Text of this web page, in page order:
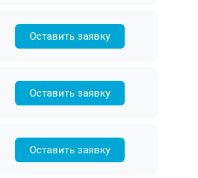
Оставить заявку
Оставить заявку
Оставить заявку